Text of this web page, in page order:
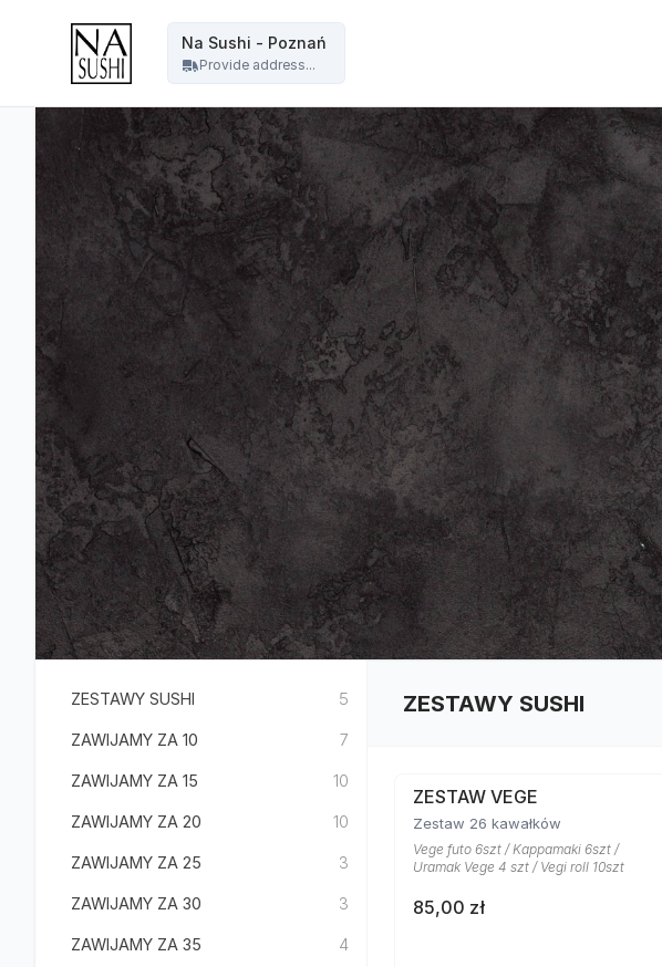
Na Sushi - Poznań
Provide address...
ZESTAWY SUSHI 5
ZAWIJAMY ZA 10 7
ZAWIJAMY ZA 15 10
ZAWIJAMY ZA 20 10
ZAWIJAMY ZA 25 3
ZAWIJAMY ZA 30 3
ZAWIJAMY ZA 35 4
ZESTAWY SUSHI
ZESTAW VEGE
Zestaw 26 kawałków
Vege futo 6szt / Kappamaki 6szt /
Uramak Vege 4 szt / Vegi roll 10szt
85,00 zł